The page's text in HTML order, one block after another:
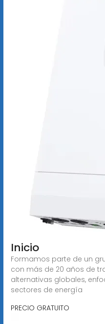
Inicio
Formamos parte de un
con más de 20 años de
alternativas globales,
sectores de energía
PRECIO GRATUITO